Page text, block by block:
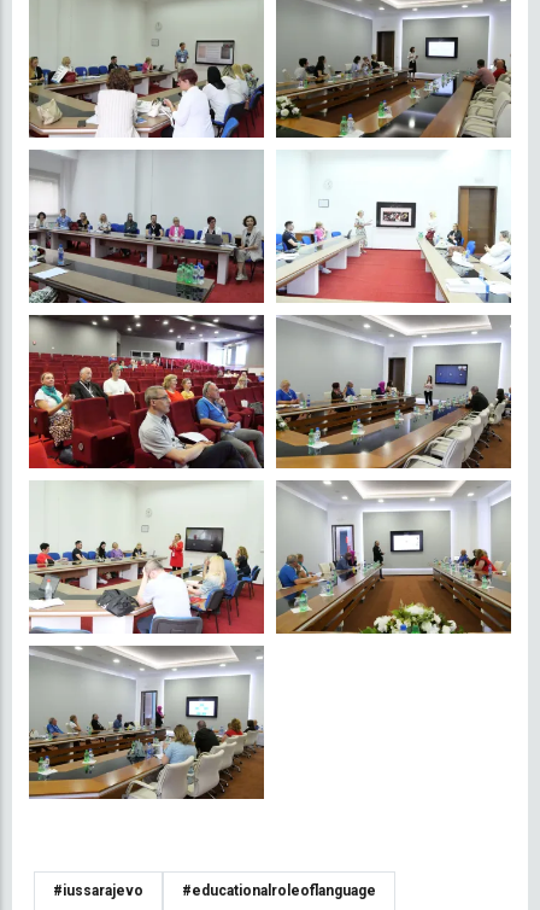
#iussarajevo #educationalroleoflanguage